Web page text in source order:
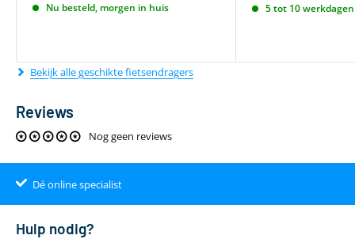
Nu besteld, morgen in huis 5 tot 10
Bekijk alle geschikte fietsendragers
Reviews
Nog geen reviews
22.00uur
Dé online specialist
Klantenbeoordeling 9.4
Hulp nodig?